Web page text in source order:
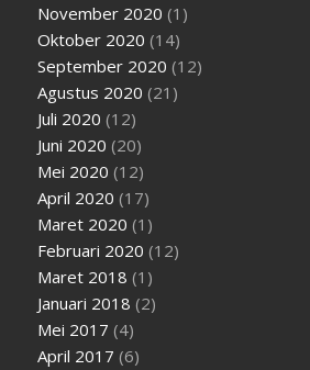
November 2020 (1)
Oktober 2020 (14)
September 2020 (12)
Agustus 2020 (21)
Juli 2020 (12)
Juni 2020 (20)
Mei 2020 (12)
April 2020 (17)
Maret 2020 (1)
Februari 2020 (12)
Maret 2018 (1)
Januari 2018 (2)
Mei 2017 (4)
April 2017 (6)